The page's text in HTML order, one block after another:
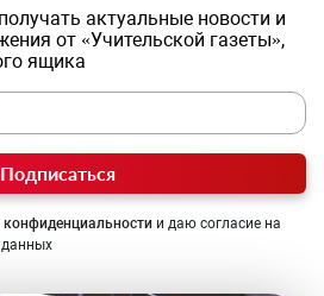
актуальные новости и
от «Учительской газеты»,
ящика
Подписаться
конфиденциальности и даю согласие на
данных